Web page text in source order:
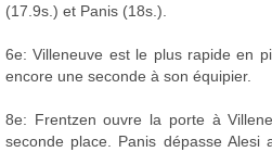
(17.9s.) et Panis (18s.).
6e: Villeneuve est le plus rapide en
encore une seconde à son équipier.
8e: Frentzen ouvre la porte à
seconde place. Panis dépasse Alesi